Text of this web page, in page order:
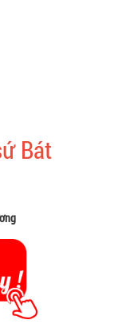
Bát